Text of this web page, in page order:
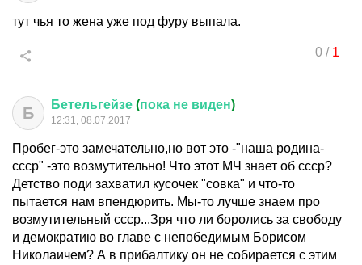
тут чья то жена уже под фуру выпала.
0/ 1
Б Бетельгейзе (пока не виден)
12:31, 08.07.2017
Пробег-это замечательно,но вот это -"наша родина-
ссср" -это возмутительно! Что этот МЧ знает об ссср?
Детство поди захватил кусочек "совка" и что-то
пытается нам впендюрить. Мы-то лучше знаем про
возмутительный ссср...Зря что ли боролись за свободу
и демократию во главе с непобедимым Борисом
Николаичем? А в прибалтику он не собирается с этим